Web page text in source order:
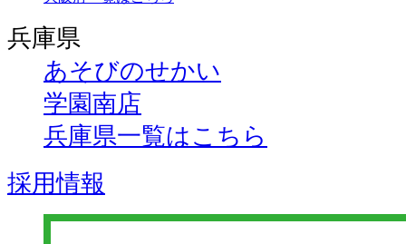
兵庫県
あそびのせかい
学園南店
兵庫県一覧はこちら
採用情報